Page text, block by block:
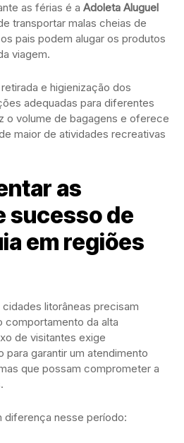
as férias é a Adoleta Aluguel
transportar malas cheias de
pais podem alugar os produtos
viagem.
e higienização dos
adequadas para diferentes
o volume de bagagens e oferece
maior de atividades recreativas
as
sucesso de
em regiões
litorâneas precisam
comportamento da alta
de visitantes exige
para garantir um atendimento
que possam comprometer a
diferença nesse período: